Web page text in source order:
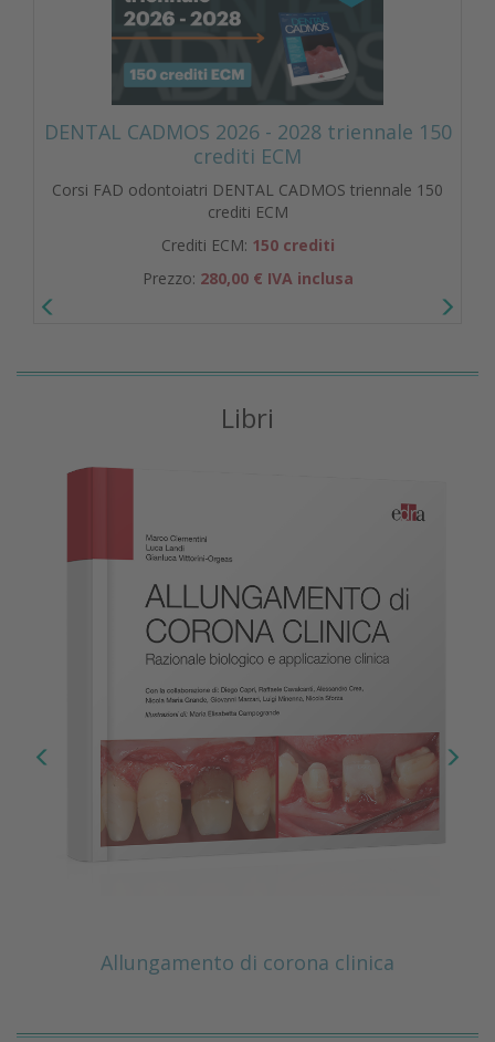
DENTAL CADMOS 2026 - 2028 triennale 150
crediti ECM
Corsi FAD odontoiatri DENTAL CADMOS triennale 150
crediti ECM
Crediti ECM: 150 crediti
Prezzo: 280,00 € IVA inclusa
Libri
Allungamento di corona clinica